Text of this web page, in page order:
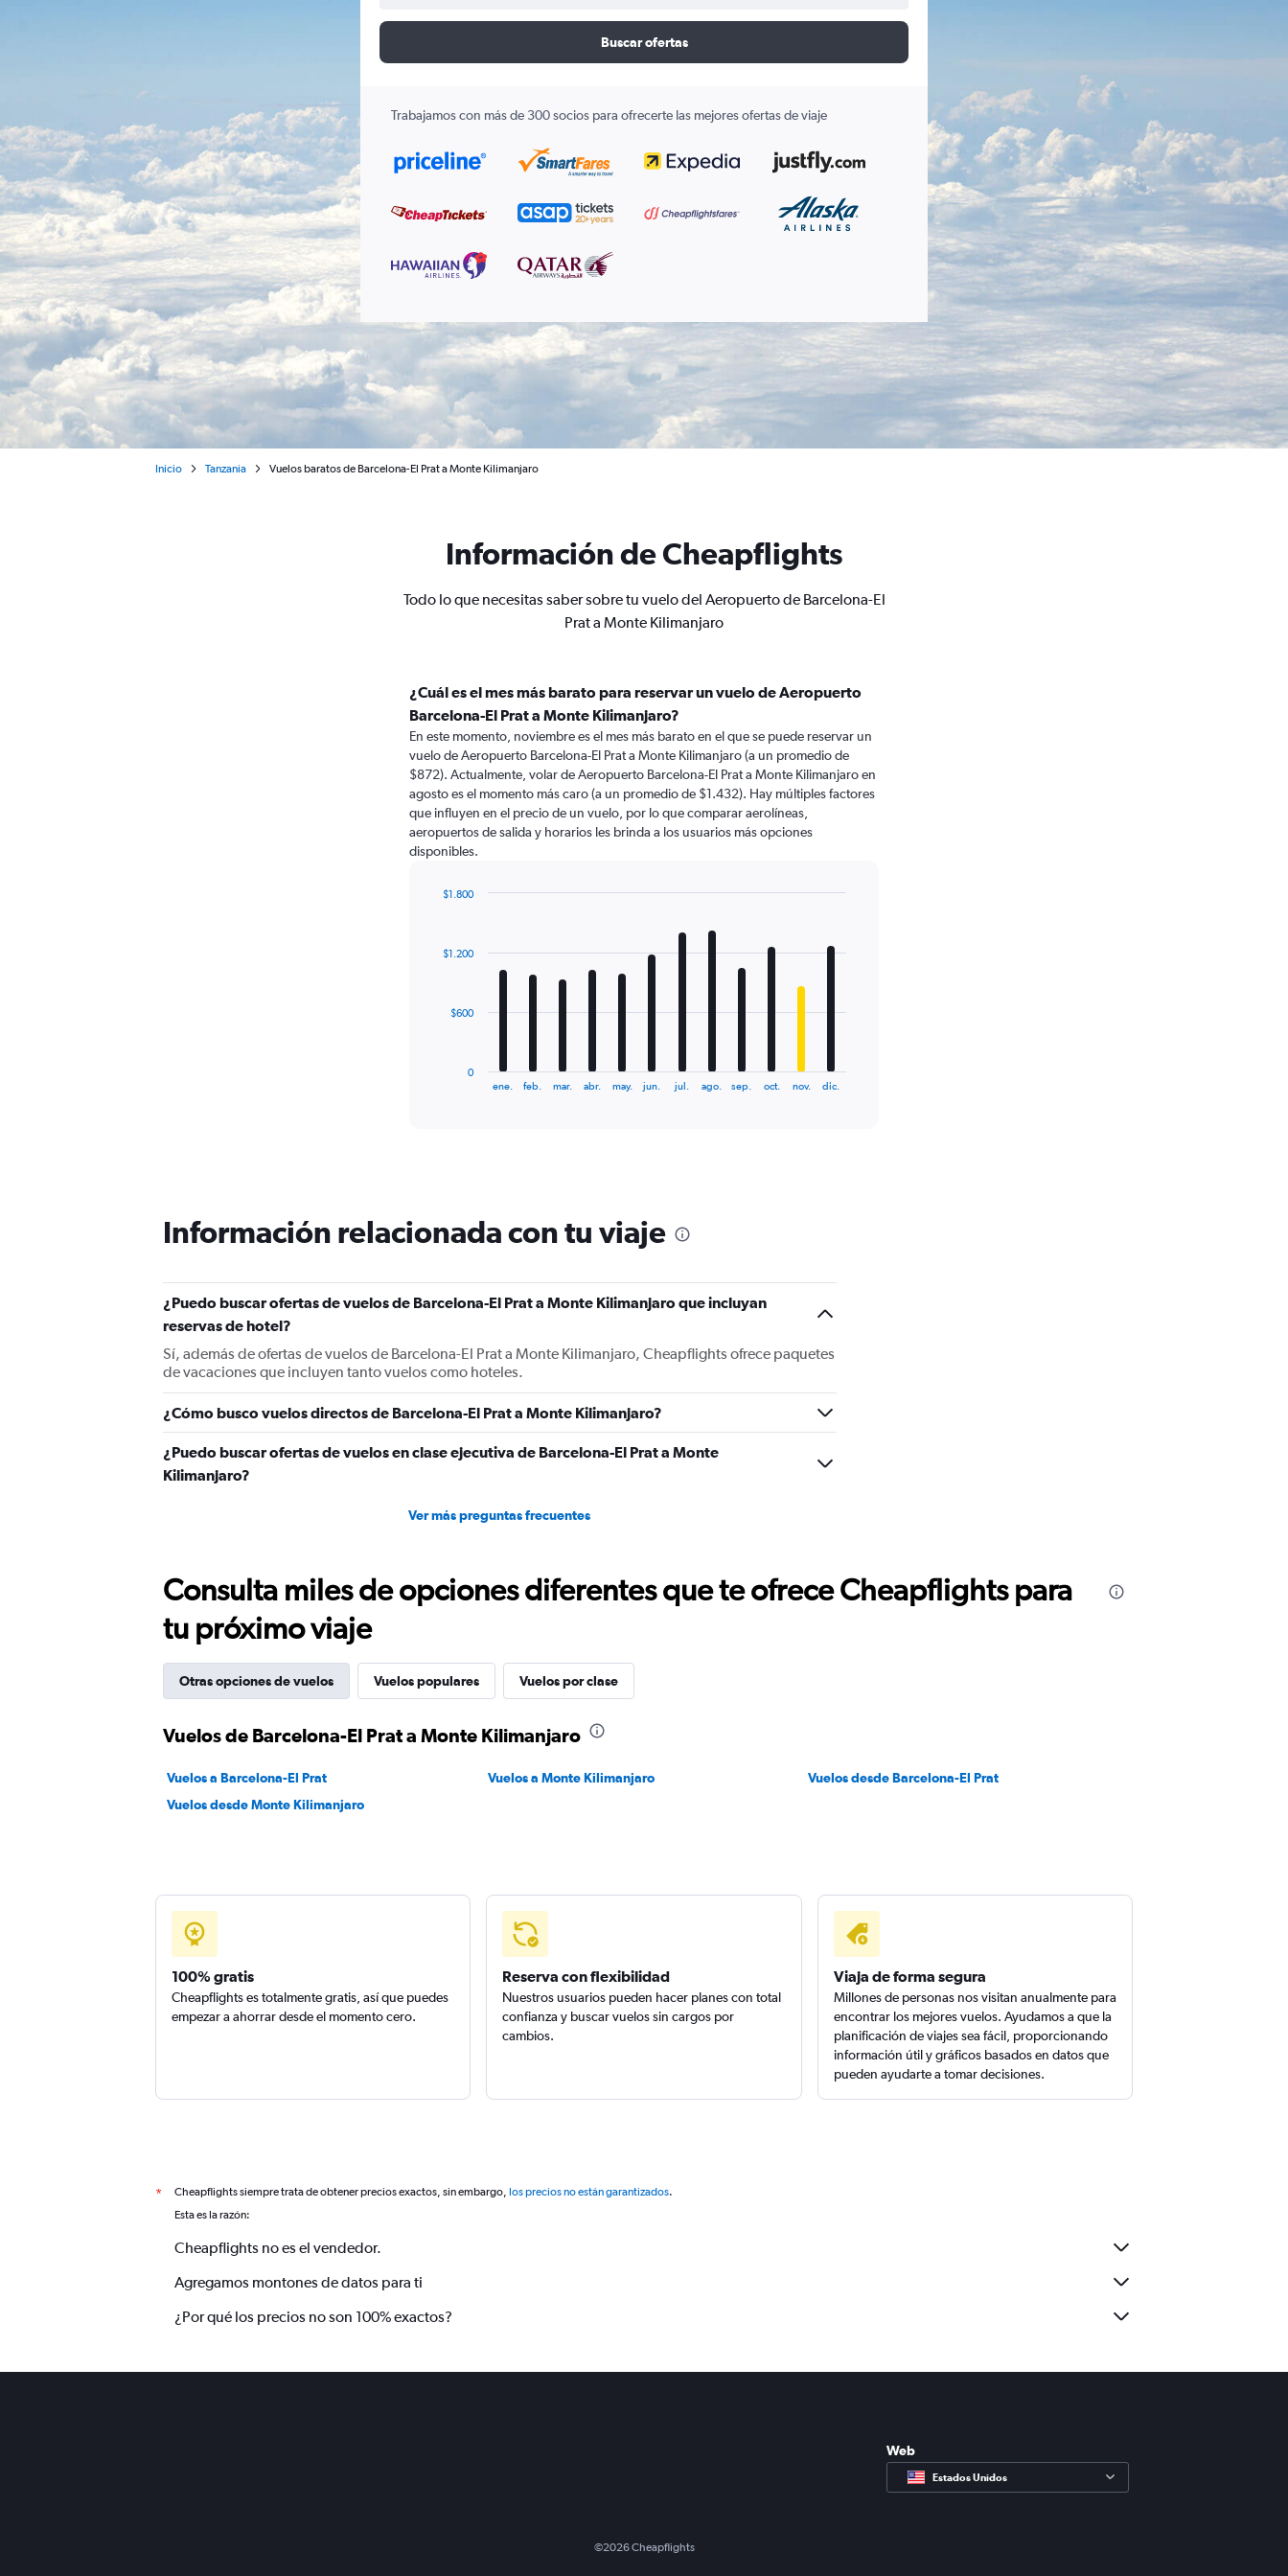
Buscar ofertas
Trabajamos con más de 300 socios para ofrecerte las mejores ofertas de viaje
Inicio Tanzania Vuelos baratos de Barcelona-El Prat a Monte Kilimanjaro
Información de Cheapflights
Todo lo que necesitas saber sobre tu vuelo del Aeropuerto de Barcelona-El
Prat a Monte Kilimanjaro
¿Cuál es el mes más barato para reservar un vuelo de Aeropuerto
Barcelona-El Prat a Monte Kilimanjaro?
En este momento, noviembre es el mes más barato en el que se puede reservar un
vuelo de Aeropuerto Barcelona-El Prat a Monte Kilimanjaro (a un promedio de
$872). Actualmente, volar de Aeropuerto Barcelona-El Prat a Monte Kilimanjaro en
agosto es el momento más caro (a un promedio de $1.432). Hay múltiples factores
que influyen en el precio de un vuelo, por lo que comparar aerolíneas,
aeropuertos de salida y horarios les brinda a los usuarios más opciones
disponibles.
12
The
chart
has
Y
axis
Range:
0
to
1800.
ene. feb. mar. abr. may. jun. jul. ago. sep. oct. nov. dic.
0
$600
$1.200
$1.800
Información relacionada con tu viaje
¿Puedo buscar ofertas de vuelos de Barcelona-El Prat a Monte Kilimanjaro que incluyan
reservas de hotel?
Sí, además de ofertas de vuelos de Barcelona-El Prat a Monte Kilimanjaro, Cheapflights ofrece paquetes
de vacaciones que incluyen tanto vuelos como hoteles.
¿Cómo busco vuelos directos de Barcelona-El Prat a Monte Kilimanjaro?
¿Puedo buscar ofertas de vuelos en clase ejecutiva de Barcelona-El Prat a Monte
Kilimanjaro?
Ver más preguntas frecuentes
Consulta miles de opciones diferentes que te ofrece Cheapflights para
tu próximo viaje
Otras opciones de vuelos Vuelos populares Vuelos por clase
Vuelos de Barcelona-El Prat a Monte Kilimanjaro
Vuelos a Barcelona-El Prat Vuelos a Monte Kilimanjaro
Vuelos desde Barcelona-El Prat
Vuelos desde Monte Kilimanjaro
100% gratis
Cheapflights es totalmente gratis, así que puedes
empezar a ahorrar desde el momento cero.
Reserva con flexibilidad
Nuestros usuarios pueden hacer planes con total
confianza y buscar vuelos sin cargos por
cambios.
Viaja de forma segura
Millones de personas nos visitan anualmente para
encontrar los mejores vuelos. Ayudamos a que la
planificación de viajes sea fácil, proporcionando
información útil y gráficos basados en datos que
pueden ayudarte a tomar decisiones.
* Cheapflights siempre trata de obtener precios exactos, sin embargo, los precios no están garantizados.
Esta es la razón:
Cheapflights no es el vendedor.
Agregamos montones de datos para ti
¿Por qué los precios no son 100% exactos?
Web
Estados Unidos
©2026Cheapflights